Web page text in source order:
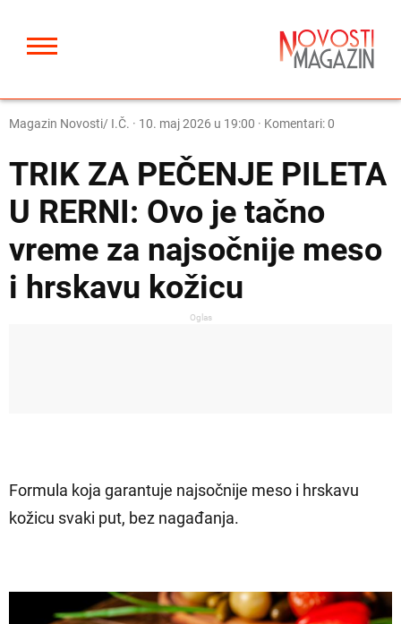
Magazin Novosti/ I.Č. · 10. maj 2026 u 19:00 · Komentari: 0
TRIK ZA PEČENJE PILETA
U RERNI: Ovo je tačno
vreme za najsočnije meso
i hrskavu kožicu
Oglas
Formula koja garantuje najsočnije meso i hrskavu
kožicu svaki put, bez nagađanja.